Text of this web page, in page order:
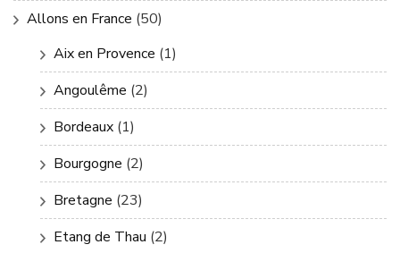
Allons en France (50)
Aix en Provence (1)
Angoulême (2)
Bordeaux (1)
Bourgogne (2)
Bretagne (23)
Etang de Thau (2)